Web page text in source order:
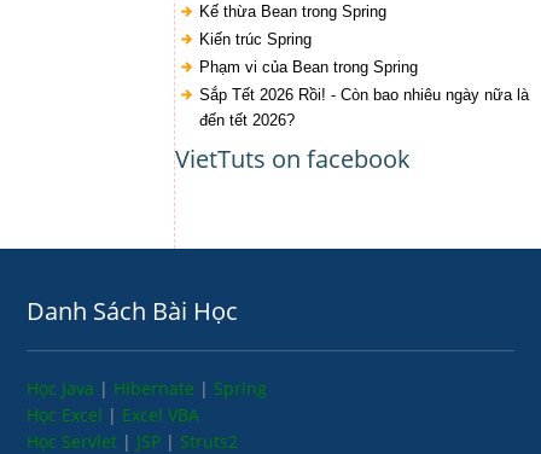
Kế thừa Bean trong Spring
Kiến trúc Spring
Phạm vi của Bean trong Spring
Sắp Tết 2026 Rồi! - Còn bao nhiêu ngày nữa là
đến tết 2026?
VietTuts on facebook
Danh Sách Bài Học
Học Java | Hibernate | Spring
Học Excel | Excel VBA
Học Servlet | JSP | Struts2